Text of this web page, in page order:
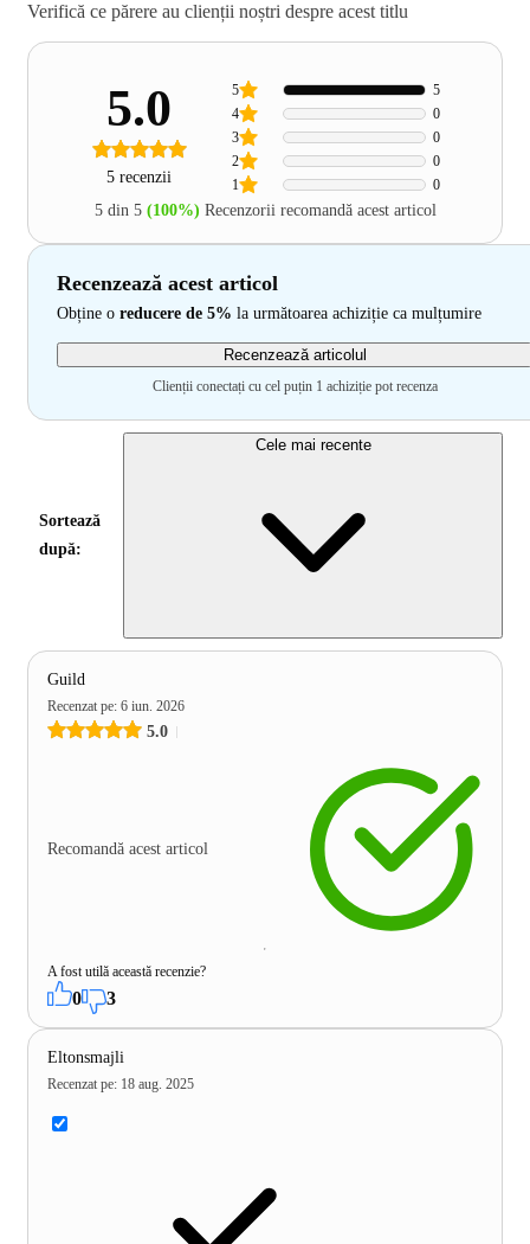
Verifică ce părere au clienții noștri despre acest titlu
5.0
5 recenzii 1 0
2 0
3 0
4 0
5 5
5 din 5 (100%) Recenzorii recomandă acest articol
Recenzează acest articol
Obține o reducere de 5% la următoarea achiziție ca mulțumire
Recenzează articolul
Clienții conectați cu cel puțin 1 achiziție pot recenza
Sortează
după:
Cele mai recente
Guild
Recenzat pe: 6 iun. 2026
5.0
Recomandă acest articol
A fost utilă această recenzie?
0 3
Eltonsmajli
Recenzat pe: 18 aug. 2025